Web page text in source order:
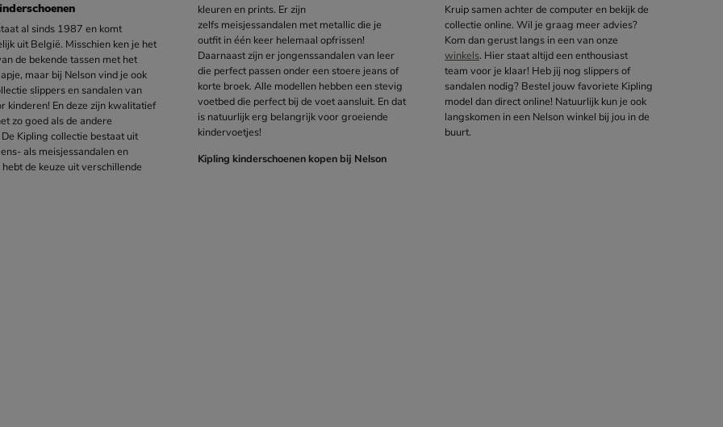
al sinds 1987 en komt
uit België. Misschien ken je het
de bekende tassen met het
maar bij Nelson vind je ook
slippersen sandalenvan
kinderen! En deze zijn kwalitatief
zo goed als de andere
Kipling collectie bestaat uit
- als meisjessandalenen
hebt de keuze uit verschillende
kleuren en prints. Er zijn
zelfs meisjessandalen met metallic die je
outfit in één keer helemaal opfrissen!
Daarnaast zijn er jongenssandalenvan leer
die perfect passen onder een stoere jeans of
korte broek. Alle modellen hebben een stevig
voetbed die perfect bij de voet aansluit. En dat
is natuurlijk erg belangrijk voor groeiende
kindervoetjes!
Kipling kinderschoenen kopen bij Nelson
Kruip samen achter de computer en bekijk de
collectie online. Wil je graag meer advies?
Kom dan gerust langs in een van onze
winkels. Hier staat altijd een enthousiast
team voor je klaar! Heb jij nog slippersof
sandalen nodig? Bestel jouw favoriete Kipling
model dan direct online! Natuurlijk kun je ook
langskomen in een Nelson winkel bij jou in de
buurt.